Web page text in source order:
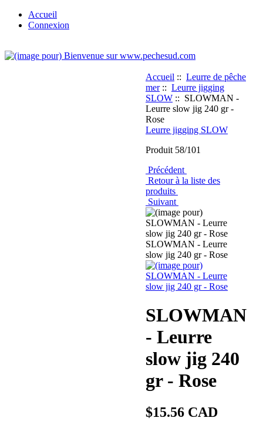
Accueil
Connexion
Accueil :: Leurre de pêche
mer:: Leurre jigging
SLOW :: SLOWMAN -
Leurre slow jig 240 gr -
Rose
Leurre jigging SLOW
Produit 58/101
Précédent
Retour à la liste des
produits
Suivant
SLOWMAN - Leurre
slow jig 240 gr - Rose
SLOWMAN
- Leurre
slow jig 240
gr - Rose
$15.56 CAD